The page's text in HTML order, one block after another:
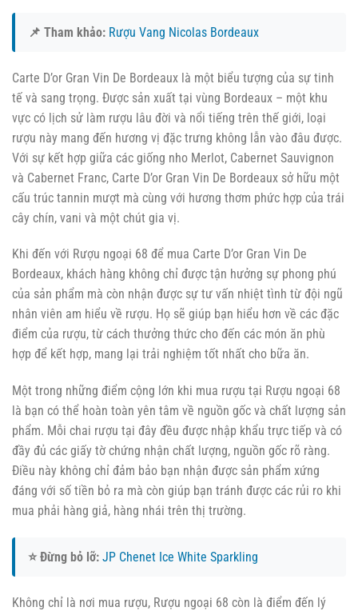
📌 Tham khảo: Rượu Vang Nicolas Bordeaux
Carte D’or Gran Vin De Bordeaux là một biểu tượng của sự tinh
tế và sang trọng. Được sản xuất tại vùng Bordeaux – một khu
vực có lịch sử làm rượu lâu đời và nổi tiếng trên thế giới, loại
rượu này mang đến hương vị đặc trưng không lẫn vào đâu được.
Với sự kết hợp giữa các giống nho Merlot, Cabernet Sauvignon
và Cabernet Franc, Carte D’or Gran Vin De Bordeaux sở hữu một
cấu trúc tannin mượt mà cùng với hương thơm phức hợp của trái
cây chín, vani và một chút gia vị.
Khi đến với Rượu ngoại 68 để mua Carte D’or Gran Vin De
Bordeaux, khách hàng không chỉ được tận hưởng sự phong phú
của sản phẩm mà còn nhận được sự tư vấn nhiệt tình từ đội ngũ
nhân viên am hiểu về rượu. Họ sẽ giúp bạn hiểu hơn về các đặc
điểm của rượu, từ cách thưởng thức cho đến các món ăn phù
hợp để kết hợp, mang lại trải nghiệm tốt nhất cho bữa ăn.
Một trong những điểm cộng lớn khi mua rượu tại Rượu ngoại 68
là bạn có thể hoàn toàn yên tâm về nguồn gốc và chất lượng sản
phẩm. Mỗi chai rượu tại đây đều được nhập khẩu trực tiếp và có
đầy đủ các giấy tờ chứng nhận chất lượng, nguồn gốc rõ ràng.
Điều này không chỉ đảm bảo bạn nhận được sản phẩm xứng
đáng với số tiền bỏ ra mà còn giúp bạn tránh được các rủi ro khi
mua phải hàng giả, hàng nhái trên thị trường.
⭐ Đừng bỏ lỡ: JP Chenet Ice White Sparkling
Không chỉ là nơi mua rượu, Rượu ngoại 68 còn là điểm đến lý